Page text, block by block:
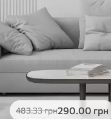
483.33грн290.00 грн